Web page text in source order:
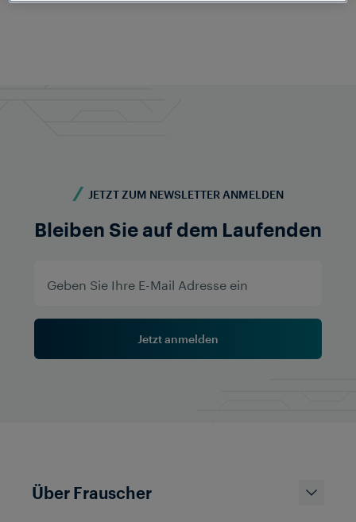
JETZT ZUM NEWSLETTER ANMELDEN
Bleiben Sie auf dem Laufenden
Jetzt anmelden
Über Frauscher